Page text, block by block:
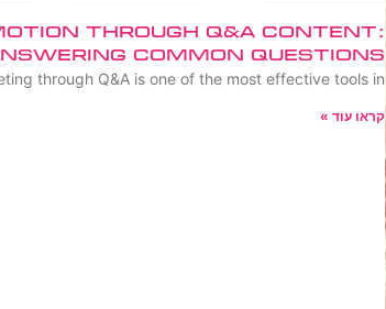
Through Q&A Content:
Common Questions
through Q&A is one of the most effective tools in
קראו עוד »